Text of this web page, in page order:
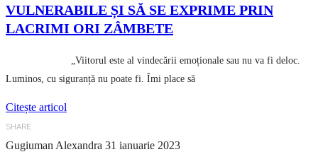
VULNERABILE ȘI SĂ SE EXPRIME PRIN
LACRIMI ORI ZÂMBETE
„Viitorul este al vindecării emoționale sau nu va fi deloc.
Luminos, cu siguranță nu poate fi. Îmi place să
Citește articol
SHARE
Gugiuman Alexandra 31 ianuarie 2023